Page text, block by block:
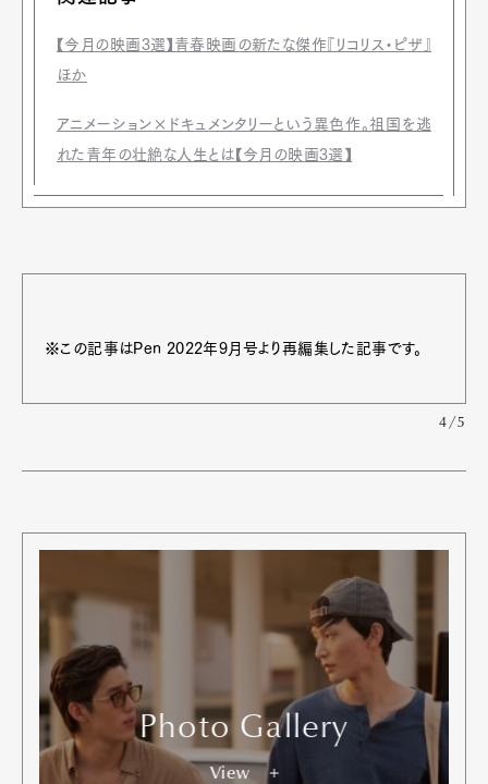
【今月の映画3選】青春映画の新たな傑作『リコリス・ピザ』
ほか
アニメーション×ドキュメンタリーという異色作。祖国を逃
れた青年の壮絶な人生とは【今月の映画3選】
※この記事はPen 2022年9月号より再編集した記事です。
4/5
Photo Gallery
View